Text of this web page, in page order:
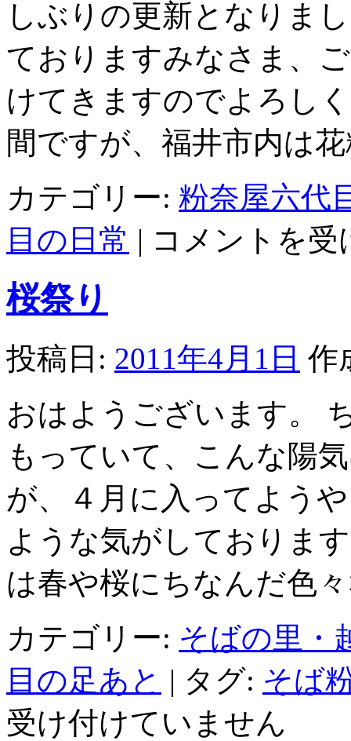
しぶりの更新となりま
ておりますみなさま、
けてきますのでよろし
間ですが、福井市内は
カテゴリー: 粉奈屋六代
目の日常 | コメントを
桜祭り
投稿日: 2011年4月1日 作
おはようございます。
もっていて、こんな陽
が、４月に入ってよう
ような気がしておりま
は春や桜にちなんだ色
カテゴリー: そばの里・
目の足あと | タグ: そば
受け付けていません